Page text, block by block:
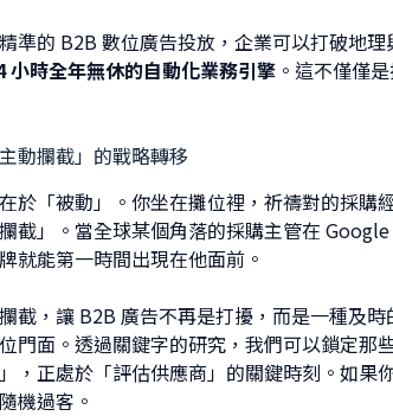
準的 B2B 數位廣告投放，企業可以打破地
小時全年無休的自動化業務引擎 。這不僅僅
動攔截」的戰略轉移
於「被動」。你坐在攤位裡，祈禱對的採購
截」。當全球某個角落的採購主管在
就能第一時間出現在他面前。
截，讓 B2B 廣告不再是打擾，而是一種及
位門面。透過關鍵字的研究，我們可以鎖定
，正處於「評估供應商」的關鍵時刻。如
機過客。